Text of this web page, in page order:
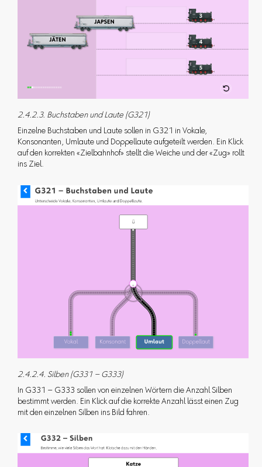
2.4.2.3. Buchstaben und Laute (G321)
Einzelne Buchstaben und Laute sollen in G321 in Vokale,
Konsonanten, Umlaute und Doppellaute aufgeteilt werden. Ein Klick
auf den korrekten «Zielbahnhof» stellt die Weiche und der «Zug» rollt
ins Ziel.
2.4.2.4. Silben (G331 – G333)
In G331 – G333 sollen von einzelnen Wörtern die Anzahl Silben
bestimmt werden. Ein Klick auf die korrekte Anzahl lässt einen Zug
mit den einzelnen Silben ins Bild fahren.